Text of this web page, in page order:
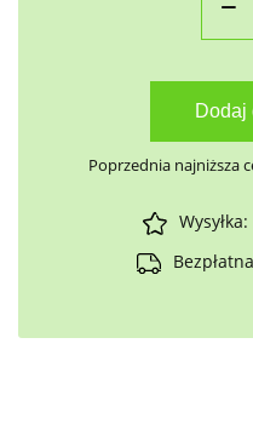
Dodaj
Poprzednia najniższa
Wysyłka: